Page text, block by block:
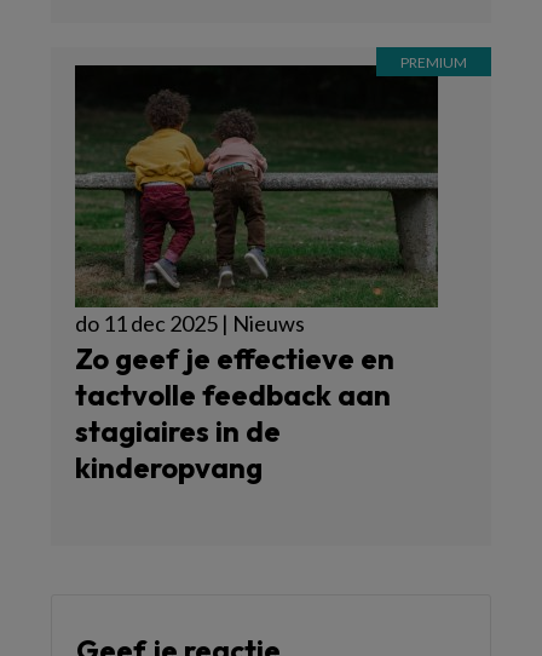
do 11 dec 2025 | Nieuws
Zo geef je effectieve en
tactvolle feedback aan
stagiaires in de
kinderopvang